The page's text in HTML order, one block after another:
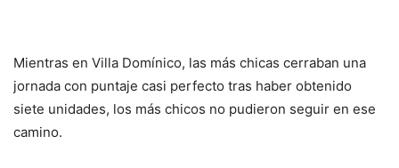
Mientras en Villa Domínico, las más chicas cerraban una
jornada con puntaje casi perfecto tras haber obtenido
siete unidades, los más chicos no pudieron seguir en ese
camino.